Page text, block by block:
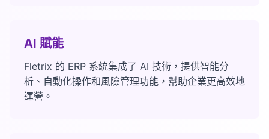
AI 賦能
Fletrix 的 ERP 系統集成了 AI 技術，提供智能分
析、自動化操作和風險管理功能，幫助企業更高效地
運營。